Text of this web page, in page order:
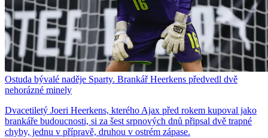
Ostuda bývalé naděje Sparty. Brankář Heerkens předvedl dvě
nehorázné minely
Dvacetiletý Joeri Heerkens, kterého Ajax před rokem kupoval jako
brankáře budoucnosti, si za šest srpnových dnů připsal dvě trapné
chyby, jednu v přípravě, druhou v ostrém zápase.